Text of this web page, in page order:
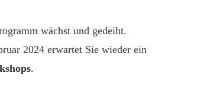
wächst und gedeiht.
2024 erwartet Sie wieder ein
.